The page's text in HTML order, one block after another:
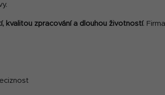
kvalitou zpracování a dlouhou životností.